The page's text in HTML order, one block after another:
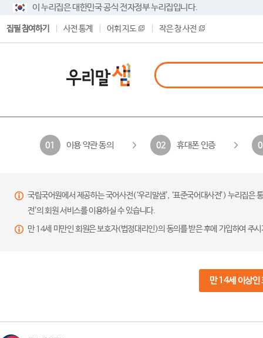
이 누리집은 대한민국 공식 전자정부 누리집입니다.
집필 참여하기 사전 통계 어휘 지도 작은 창 사전
01 이용 약관 동의 02 휴대폰 인증
국립국어원에서 제공하는 국어사전(‘우리말샘’, ‘표준국어대사전’) 누리집
전’의 회원 서비스를 이용하실 수 있습니다.
만 14세 미만인 회원은 보호자(법정대리인)의 동의를 받은 후에 가입하여 주
만 14세 이상인